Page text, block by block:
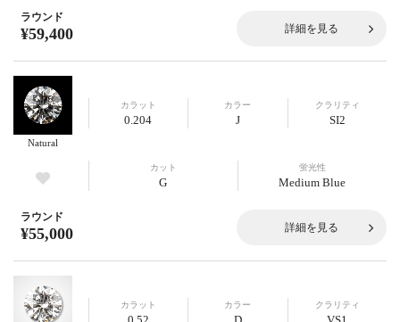
ラウンド
¥59,400 詳細を見る
Natural
カラット
0.204
カラー
J
クラリティ
SI2
カット
G
蛍光性
Medium Blue
ラウンド
¥55,000 詳細を見る
カラット カラー クラリティ